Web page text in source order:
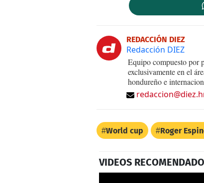
REDACCIÓN DIEZ
Redacción DIEZ
Equipo compuesto por
exclusivamente en el
hondureño e
World cup Roger
VIDEOS